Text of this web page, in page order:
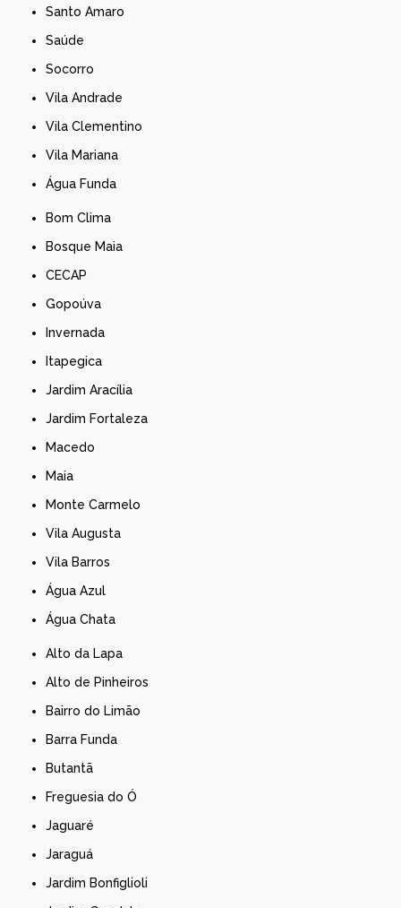
Santo Amaro
Saúde
Socorro
Vila Andrade
Vila Clementino
Vila Mariana
Água Funda
Bom Clima
Bosque Maia
CECAP
Gopoúva
Invernada
Itapegica
Jardim Aracília
Jardim Fortaleza
Macedo
Maia
Monte Carmelo
Vila Augusta
Vila Barros
Água Azul
Água Chata
Alto da Lapa
Alto de Pinheiros
Bairro do Limão
Barra Funda
Butantã
Freguesia do Ó
Jaguaré
Jaraguá
Jardim Bonfiglioli